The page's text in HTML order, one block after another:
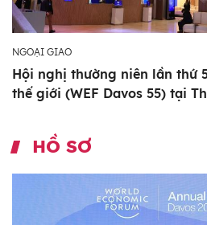
NGOẠI GIAO
Hội nghị thường niên lần thứ
thế giới (WEF Davos 55) tại
HỒ SƠ